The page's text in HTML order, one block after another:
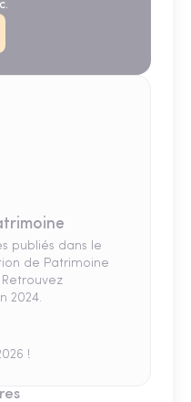
publiés dans le
de Patrimoine
2024.
!